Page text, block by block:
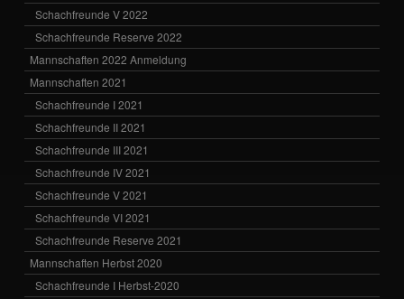
Schachfreunde V 2022
Schachfreunde Reserve 2022
Mannschaften 2022 Anmeldung
Mannschaften 2021
Schachfreunde I 2021
Schachfreunde II 2021
Schachfreunde III 2021
Schachfreunde IV 2021
Schachfreunde V 2021
Schachfreunde VI 2021
Schachfreunde Reserve 2021
Mannschaften Herbst 2020
Schachfreunde I Herbst-2020